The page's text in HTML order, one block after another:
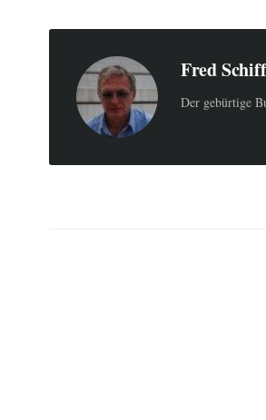
Fred
Der gebürtige